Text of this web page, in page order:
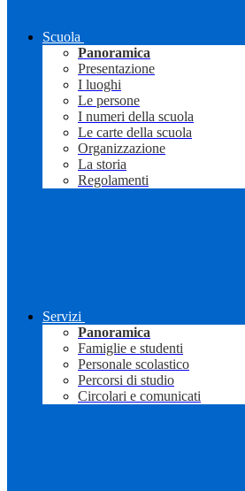
Scuola
Panoramica
Presentazione
I luoghi
Le persone
I numeri della scuola
Le carte della scuola
Organizzazione
La storia
Regolamenti
Servizi
Panoramica
Famiglie e studenti
Personale scolastico
Percorsi di studio
Circolari e comunicati